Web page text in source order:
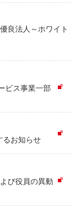
良法人～ホワイト
ビス事業一部
るお知らせ
び役員の異動